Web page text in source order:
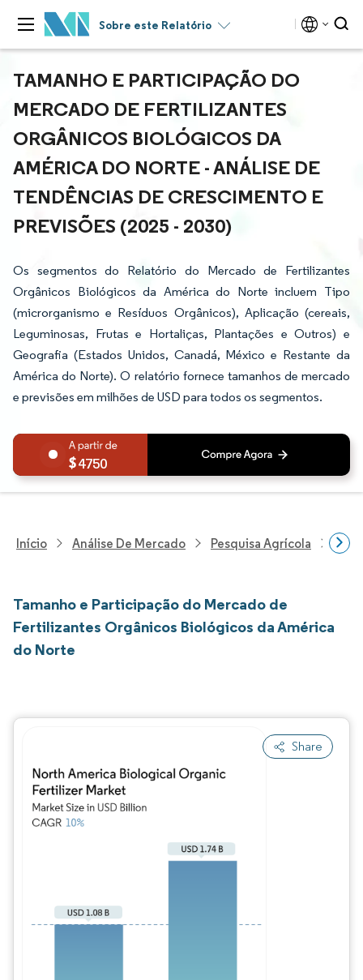
Sobre este Relatório
TAMANHO E PARTICIPAÇÃO DO
MERCADO DE FERTILIZANTES
ORGÂNICOS BIOLÓGICOS DA
AMÉRICA DO NORTE - ANÁLISE DE
TENDÊNCIAS DE CRESCIMENTO E
PREVISÕES (2025 - 2030)
Os segmentos do Relatório do Mercado de Fertilizantes
Orgânicos Biológicos da América do Norte incluem Tipo
(microrganismo e Resíduos Orgânicos), Aplicação (cereais,
Leguminosas, Frutas e Hortaliças, Plantações e Outros) e
Geografia (Estados Unidos, Canadá, México e Restante da
América do Norte). O relatório fornece tamanhos de mercado
e previsões em milhões de USD para todos os segmentos.
4750
Início Análise De Mercado Pesquisa Agrícola
Tamanho e Participação do Mercado de
Fertilizantes Orgânicos Biológicos da América
do Norte
Share